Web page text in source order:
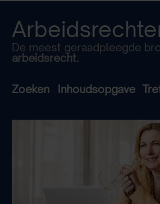
De meest geraadpleegde
arbeidsrecht.
Zoeken Inhoudsopgave